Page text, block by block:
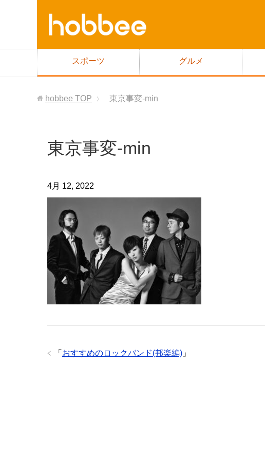
スポーツ グルメ
hobbee TOP 東京事変-min
東京事変-min
4月 12, 2022
「 おすすめのロックバンド(邦楽編) 」